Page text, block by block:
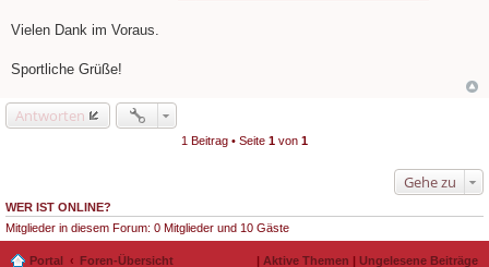
Vielen Dank im Voraus.
Sportliche Grüße!
Antworten
1 Beitrag • Seite 1 von 1
Gehe zu
WER IST ONLINE?
Mitglieder in diesem Forum: 0 Mitglieder und 10 Gäste
Portal Foren-Übersicht | Aktive Themen | Ungelesene Beiträge